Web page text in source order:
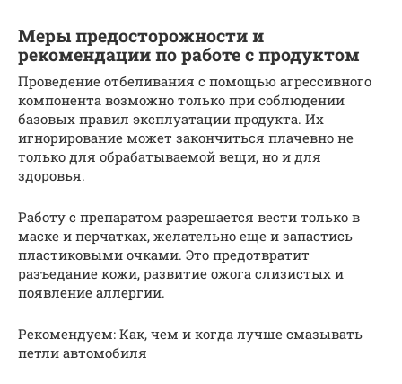
Меры предосторожности и
рекомендации по работе с продуктом
Проведение отбеливания с помощью агрессивного
компонента возможно только при соблюдении
базовых правил эксплуатации продукта. Их
игнорирование может закончиться плачевно не
только для обрабатываемой вещи, но и для
здоровья.
Работу с препаратом разрешается вести только в
маске и перчатках, желательно еще и запастись
пластиковыми очками. Это предотвратит
разъедание кожи, развитие ожога слизистых и
появление аллергии.
Рекомендуем: Как, чем и когда лучше смазывать
петли автомобиля